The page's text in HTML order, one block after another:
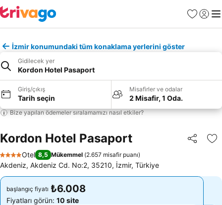
Favoriler
Giriş
İzmir konumundaki tüm konaklama yerlerini göster
Gidilecek yer
Kordon Hotel Pasaport
Giriş/çıkış
Tarih seçin
Misafirler ve odalar
2 Misafir, 1 Oda.
Bize yapılan ödemeler sıralamamızı nasıl etkiler?
Kordon Hotel Pasaport Paylaş
4 Yıldız
Otel 8,5 Mükemmel (2.657 misafir puanı)
Akdeniz, Akdeniz Cd. No:2, 35210, İzmir, Türkiye
başlangıç fiyatı ₺6.008
Fiyatları görün: 10 site
başlangıç fiyatı ₺6.008
Fiyatları görün: 10 site